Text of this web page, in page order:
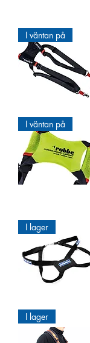
I väntan på
I väntan på
I lager
I lager